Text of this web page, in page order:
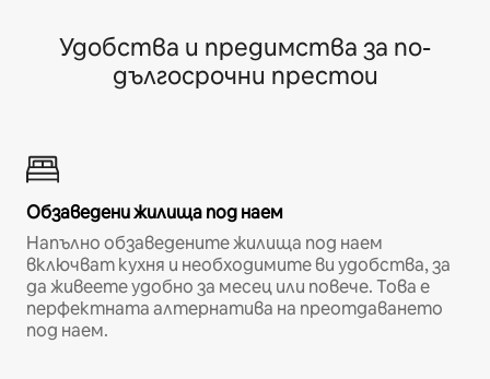
Удобства и предимства за по-
дългосрочни престои
Обзаведени жилища под наем
Напълно обзаведените жилища под наем
включват кухня и необходимите ви удобства, за
да живеете удобно за месец или повече. Това е
перфектната алтернатива на преотдаването
под наем.